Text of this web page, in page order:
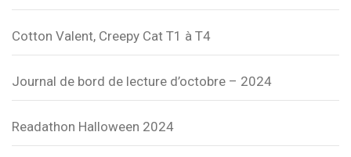
Cotton Valent, Creepy Cat T1 à T4
Journal de bord de lecture d’octobre – 2024
Readathon Halloween 2024